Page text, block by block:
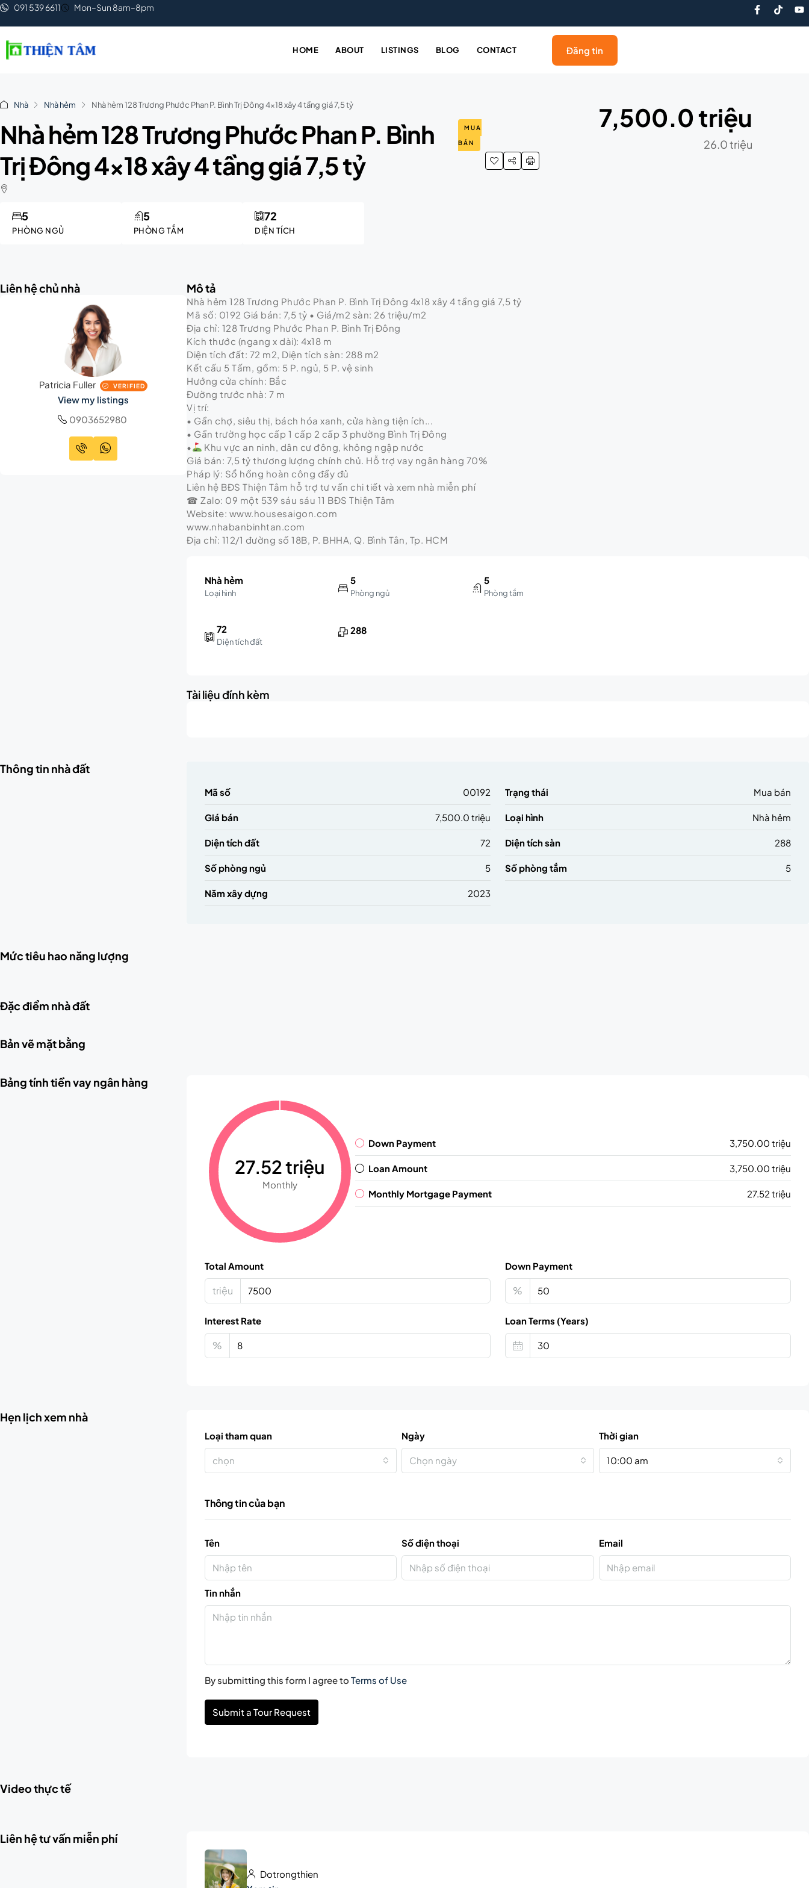
091 539 6611 Mon–Sun 8am–8pm
HOME ABOUT LISTINGS BLOG CONTACT Đăng tin
Nhà Nhà hẻm Nhà hẻm 128 Trương Phước Phan P. Bình Trị Đông 4×18 xây 4 tầng giá 7,5 tỷ
Nhà hẻm 128 Trương Phước Phan P. Bình
Trị Đông 4×18 xây 4 tầng giá 7,5 tỷ
MUA
BÁN
PHÒNG NGỦ
5
PHÒNG TẮM
5
DIỆN TÍCH
72
7,500.0 triệu
26.0 triệu
Liên hệ chủ nhà
Patricia Fuller VERIFIED
View my listings
0903652980
Mô tả
Nhà hẻm 128 Trương Phước Phan P. Bình Trị Đông 4x18 xây 4 tầng giá 7,5 tỷ
Mã số: 0192 Giá bán: 7,5 tỷ • Giá/m2 sàn: 26 triệu/m2
Địa chỉ: 128 Trương Phước Phan P. Bình Trị Đông
Kích thước (ngang x dài): 4x18 m
Diện tích đất: 72 m2, Diện tích sàn: 288 m2
Kết cấu 5 Tấm, gồm: 5 P. ngủ, 5 P. vệ sinh
Hướng cửa chính: Bắc
Đường trước nhà: 7 m
Vị trí:
• Gần chợ, siêu thị, bách hóa xanh, cửa hàng tiện ích...
• Gần trường học cấp 1 cấp 2 cấp 3 phường Bình Trị Đông
•
Khu vực an ninh, dân cư đông, không ngập nước
Giá bán: 7,5 tỷ thương lượng chính chủ. Hỗ trợ vay ngân hàng 70%
Pháp lý: Sổ hồng hoàn công đầy đủ
Liên hệ BĐS Thiện Tâm hỗ trợ tư vấn chi tiết và xem nhà miễn phí
☎ Zalo: 09 một 539 sáu sáu 11 BĐS Thiện Tâm
Website: www.housesaigon.com
www.nhabanbinhtan.com
Địa chỉ: 112/1 đường số 18B, P. BHHA, Q. Bình Tân, Tp. HCM
Nhà hẻm
Loại hình
5
Phòng ngủ
5
Phòng tắm
72
Diện tích đất
288
Tài liệu đính kèm
Thông tin nhà đất
Mã số 00192 Trạng thái Mua bán
Giá bán 7,500.0 triệu Loại hình Nhà hẻm
Diện tích đất 72 Diện tích sàn 288
Số phòng ngủ 5 Số phòng tắm 5
Năm xây dựng 2023
Mức tiêu hao năng lượng
Đặc điểm nhà đất
Bản vẽ mặt bằng
Bảng tính tiền vay ngân hàng
27.52 triệu
Monthly
Down Payment 3,750.00 triệu
Loan Amount 3,750.00 triệu
Monthly Mortgage Payment 27.52 triệu
Total Amount
triệu
Down Payment
%
Interest Rate
%
Loan Terms (Years)
Hẹn lịch xem nhà
Loại tham quan
chọn
Ngày
Chọn ngày
Thời gian
10:00 am
Thông tin của bạn
Tên Số điện thoại Email
Tin nhắn
By submitting this form I agree toTerms of Use
Submit a Tour Request
Video thực tế
Liên hệ tư vấn miễn phí
Dotrongthien